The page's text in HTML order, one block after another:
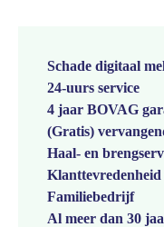
Schade digitaal
24-uurs service
4 jaar BOVAG
(Gratis)
Haal- en
Familiebedrijf
Al meer dan 30